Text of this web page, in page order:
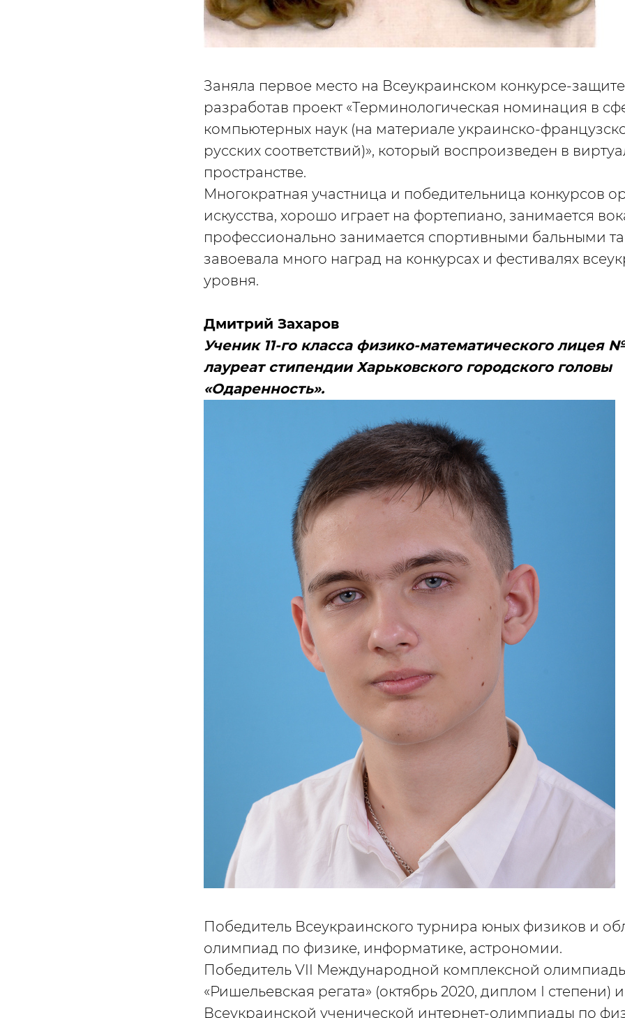
Заняла первое место на Всеукраинском конкурсе-
разработав проект «Терминологическая номинация в
компьютерных наук (на материале украинско-
русских соответствий)», который воспроизведен в
пространстве.
Многократная участница и победительница конкурсов
искусства, хорошо играет на фортепиано, занимается
профессионально занимается спортивными бальными
завоевала много наград на конкурсах и фестивалях
уровня.
Дмитрий Захаров
Ученик 11-го класса физико-математического лицея
лауреат стипендии Харьковского городского головы
«Одаренность».
Победитель Всеукраинского турнира юных физиков и
олимпиад по физике, информатике, астрономии.
Победитель VII Международной комплексной
«Ришельевская регата» (октябрь 2020, диплом I степени)
Всеукраинской ученической интернет-олимпиады по